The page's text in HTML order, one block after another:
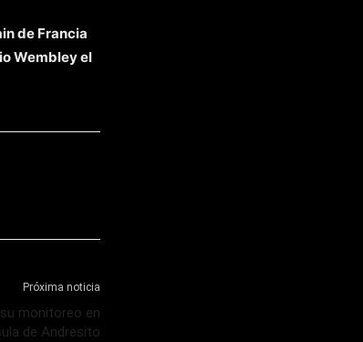
de Francia
Wembley el
Próxima noticia
monitoreo en
de Andresito